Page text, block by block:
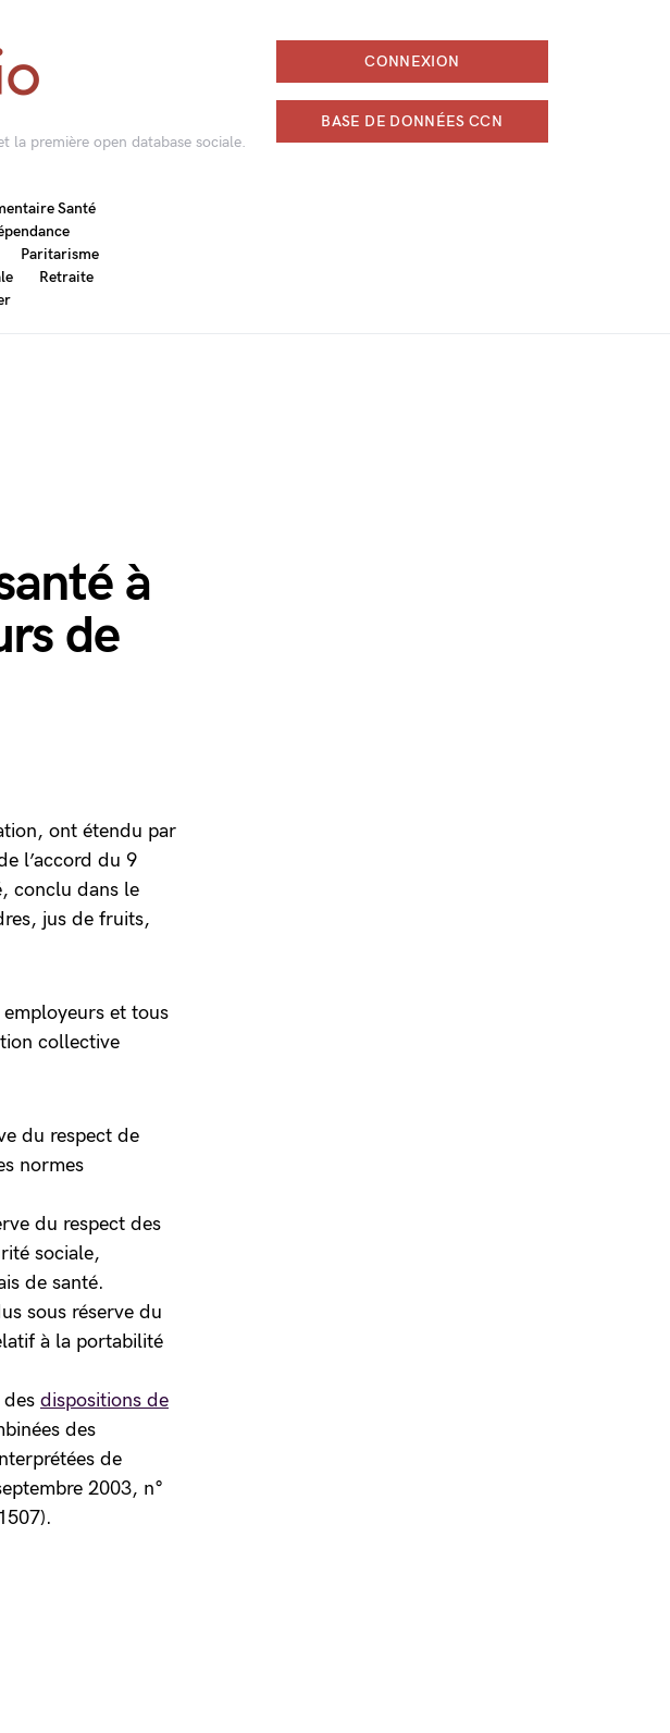
la première open database sociale.
CONNEXION
BASE DE DONNÉES CCN
Santé
Paritarisme
Retraite
à
de
ont étendu par
l’accord du 9
conclu dans le
jus de fruits,
employeurs et tous
collective
du respect de
normes
du respect des
sociale,
de santé.
sous réserve du
à la portabilité
des dispositions de
des
de
2003, n°